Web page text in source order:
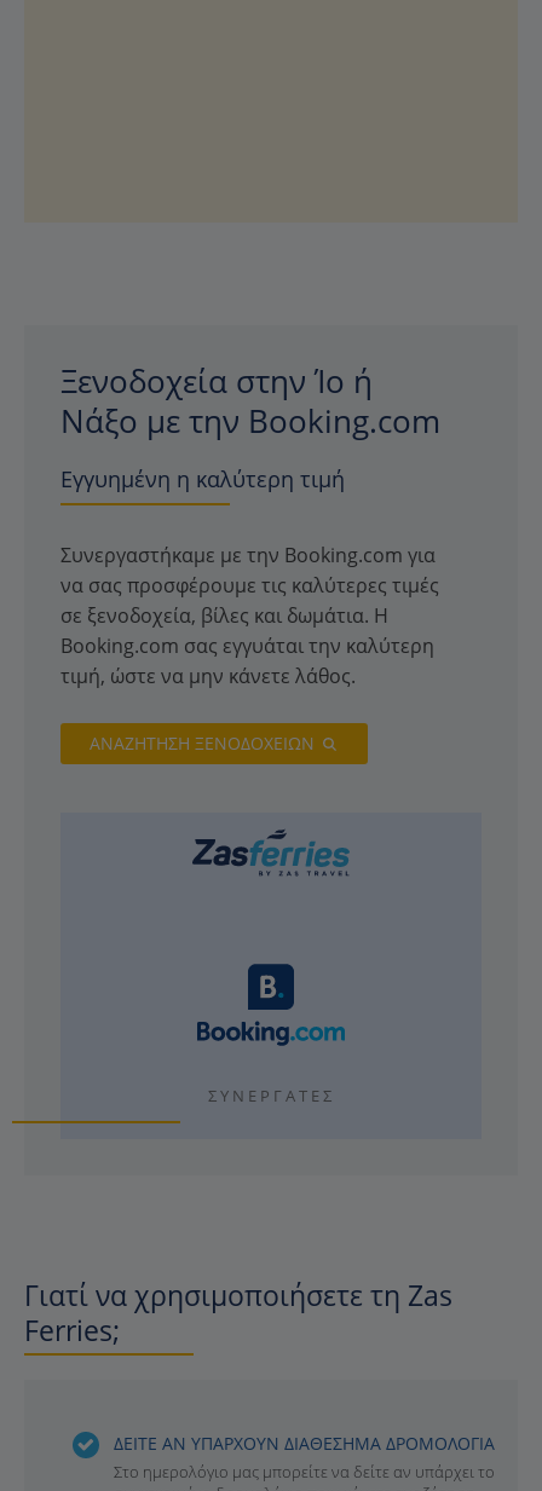
Ξενοδοχεία στην Ίο ή
Νάξο με την Booking.com
Εγγυημένη η καλύτερη τιμή
Συνεργαστήκαμε με την Booking.com για
να σας προσφέρουμε τις καλύτερες τιμές
σε ξενοδοχεία, βίλες και δωμάτια. Η
Booking.com σας εγγυάται την καλύτερη
τιμή, ώστε να μην κάνετε λάθος.
ΑΝΑΖΗΤΗΣΗ ΞΕΝΟΔΟΧΕΙΩΝ
ΣΥΝΕΡΓΆΤΕΣ
Γιατί να χρησιμοποιήσετε τη Zas
Ferries;
ΔΕΙΤΕ ΑΝ ΥΠΑΡΧΟΥΝ ΔΙΑΘΕΣΗΜΑ ΔΡΟΜΟΛΟΓΙΑ
Στο ημερολόγιο μας μπορείτε να δείτε αν υπάρχει το